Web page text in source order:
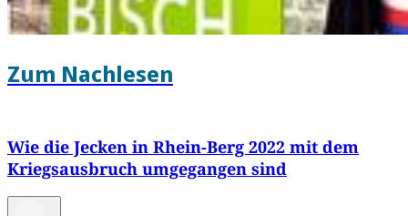
Zum Nachlesen
Wie die Jecken in Rhein-Berg 2022 mit dem
Kriegsausbruch umgegangen sind